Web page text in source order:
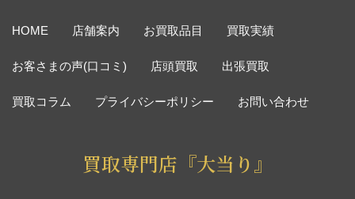
HOME 店舗案内 お買取品目 買取実績
お客さまの声(口コミ) 店頭買取 出張買取
買取コラム プライバシーポリシー お問い合わせ
買取専門店『大当り』